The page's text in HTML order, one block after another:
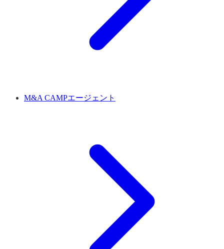
M&A CAMPエージェント